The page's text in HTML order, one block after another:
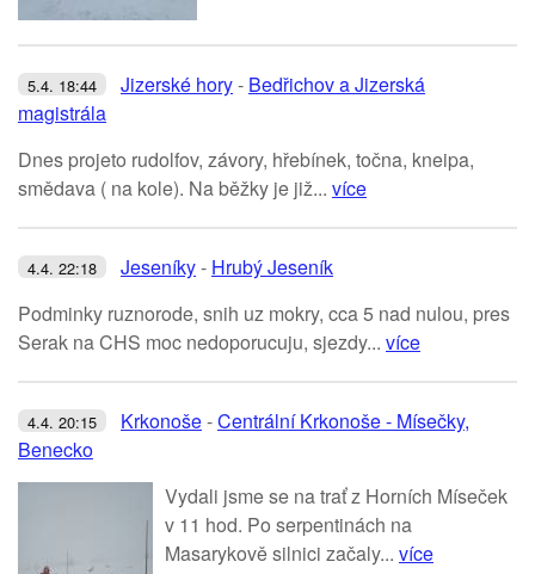
5.4. 18:44 Jizerské hory- Bedřichov a Jizerská
magistrála
Dnes projeto rudolfov, závory, hřebínek, točna, kneipa,
smědava ( na kole). Na běžky je již... více
4.4. 22:18 Jeseníky- Hrubý Jeseník
Podminky ruznorode, snih uz mokry, cca 5 nad nulou, pres
Serak na CHS moc nedoporucuju, sjezdy... více
4.4. 20:15 Krkonoše-Centrální Krkonoše - Mísečky,
Benecko
Vydali jsme se na trať z Horních Míseček
v 11 hod. Po serpentinách na
Masarykově silnici začaly... více